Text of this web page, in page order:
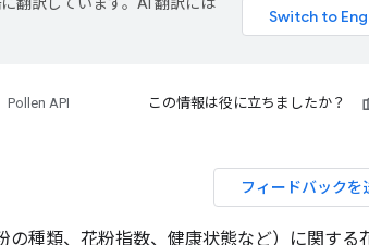
Pollen API
この情報は役に立ちましたか？
フィードバックを
の種類、花粉指数、健康状態など）に関する